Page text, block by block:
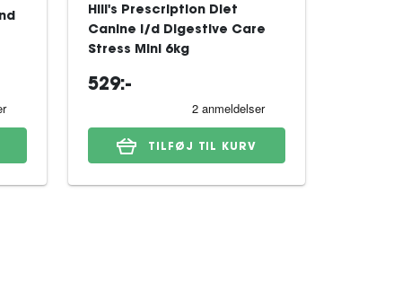
Hill's Prescription Diet
Canine i/d Digestive Care
Stress Mini 6kg
529:-
TILFØJ TIL KURV